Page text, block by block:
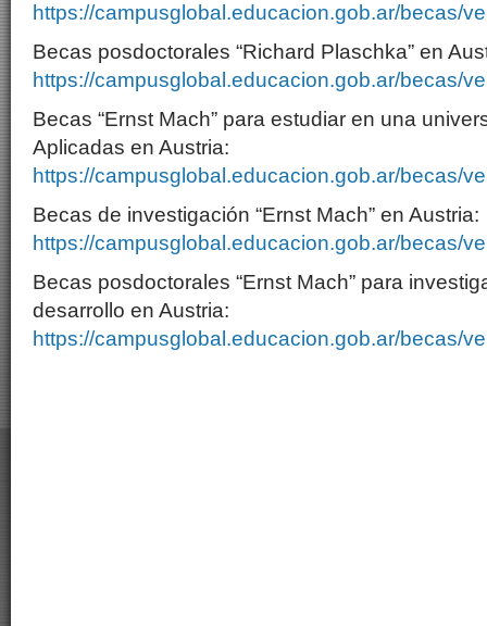
https://campusglobal.educacion.gob.ar/becas/
Becas posdoctorales “Richard Plaschka” en
https://campusglobal.educacion.gob.ar/becas/
Becas “Ernst Mach” para estudiar en una
Aplicadas en Austria:
https://campusglobal.educacion.gob.ar/becas/
Becas de investigación “Ernst Mach” en Austria:
https://campusglobal.educacion.gob.ar/becas/
Becas posdoctorales “Ernst Mach” para
desarrollo en Austria:
https://campusglobal.educacion.gob.ar/becas/